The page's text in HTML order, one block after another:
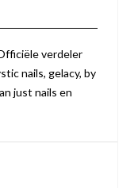
verdeler
nails, gelacy, by
just nails en